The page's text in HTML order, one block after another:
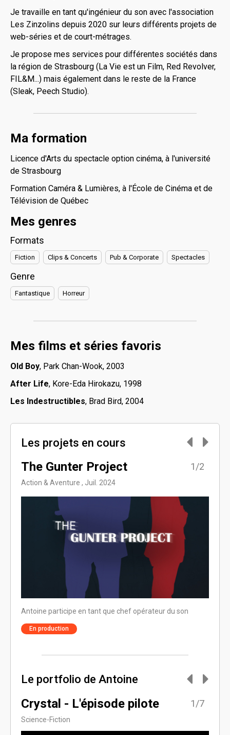
Je travaille en tant qu'ingénieur du son avec l'association
Les Zinzolins depuis 2020 sur leurs différents projets de
web-séries et de court-métrages.
Je propose mes services pour différentes sociétés dans
la région de Strasbourg (La Vie est un Film, Red Revolver,
FIL&M...) mais également dans le reste de la France
(Sleak, Peech Studio).
Ma formation
Licence d'Arts du spectacle option cinéma, à l'université
de Strasbourg
Formation Caméra & Lumières, à l'École de Cinéma et de
Télévision de Québec
Mes genres
Formats
Fiction Clips & Concerts Pub & Corporate Spectacles
Genre
Fantastique Horreur
Mes films et séries favoris
Old Boy, Park Chan-Wook, 2003
After Life, Kore-Eda Hirokazu, 1998
Les Indestructibles, Brad Bird, 2004
Les projets en cours
The Gunter Project
Action & Aventure , Juil. 2024
1/2
Antoine participe en tant que chef opérateur du son
En production
Le portfolio de Antoine
Crystal - L'épisode pilote
Science-Fiction
1/7